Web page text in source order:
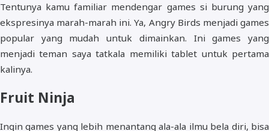
Tentunya kamu familiar mendengar games si burung yang
ekspresinya marah-marah ini. Ya, Angry Birds menjadi games
popular yang mudah untuk dimainkan. Ini games yang
menjadi teman saya tatkala memiliki tablet untuk pertama
kalinya.
Fruit Ninja
Ingin games yang lebih menantang ala-ala ilmu bela diri, bisa